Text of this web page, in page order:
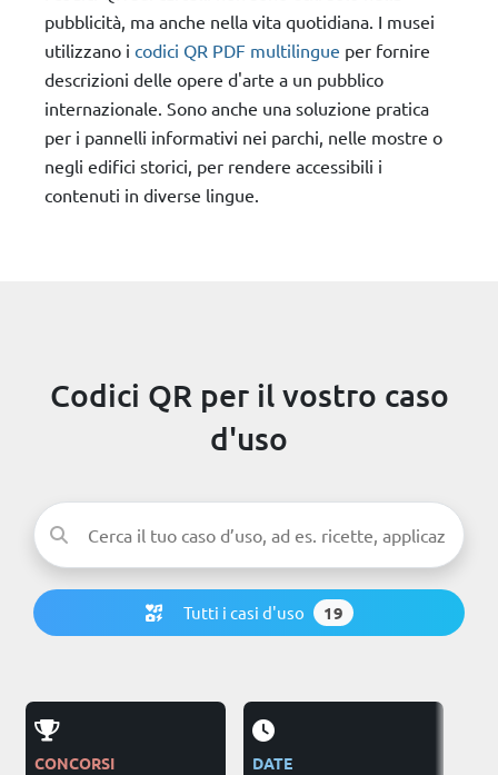
pubblicità, ma anche nella vita quotidiana. I musei
utilizzano i codici QR PDF multilingue per fornire
descrizioni delle opere d'arte a un pubblico
internazionale. Sono anche una soluzione pratica
per i pannelli informativi nei parchi, nelle mostre o
negli edifici storici, per rendere accessibili i
contenuti in diverse lingue.
Codici QR per il vostro caso
d'uso
Tutti i casi d'uso 19
CONCORSI DATE